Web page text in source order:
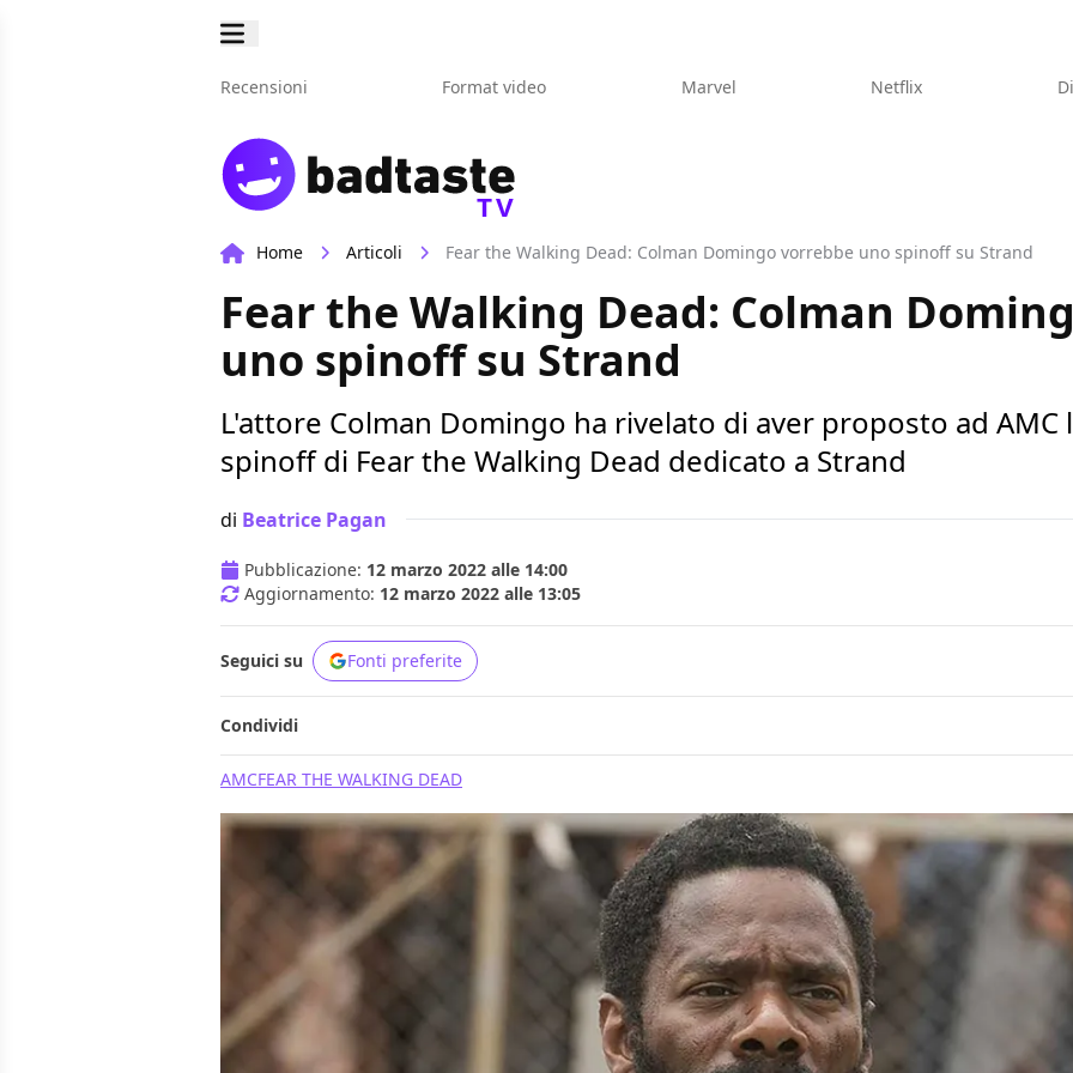
Recensioni Format video Marvel Netflix
TV
Home Articoli Fear the Walking Dead: Colman Domingo vorrebbe uno spinoff su Strand
Fear the Walking Dead: Colman
uno spinoff su Strand
L'attore Colman Domingo ha rivelato di aver proposto ad AMC
spinoff di Fear the Walking Dead dedicato a Strand
di Beatrice Pagan
Pubblicazione: 12 marzo 2022 alle 14:00
Aggiornamento: 12 marzo 2022 alle 13:05
Seguici su Fonti preferite
Condividi
AMCFEAR THE WALKING DEAD